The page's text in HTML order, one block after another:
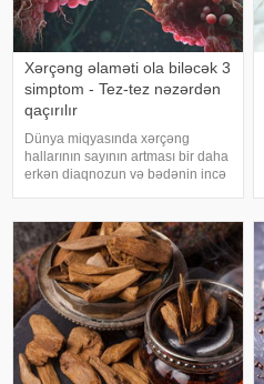
Xərçəng əlaməti ola biləcək 3
simptom - Tez-tez nəzərdən
qaçırılır
Dünya miqyasında xərçəng
hallarının sayının artması bir daha
erkən diaqnozun və bədənin incə
vurğulayır. Məşhur inancın əksinə
olaraq, xərçəng növləri həmişə
ağı